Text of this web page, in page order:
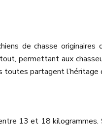
de chasse
permettant aux
partagent l’héritage
13 et 18 kilogrammes.